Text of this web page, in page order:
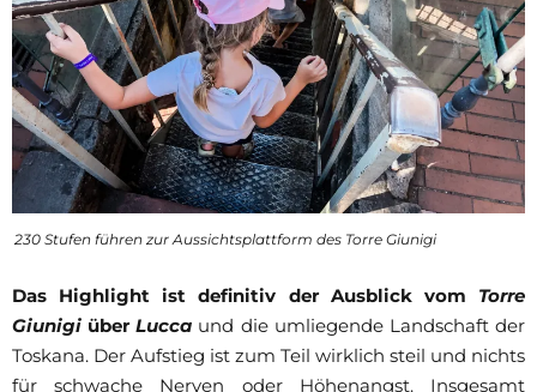
230 Stufen führen zur Aussichtsplattform des Torre Giunigi
Das Highlight ist definitiv der Ausblick vom Torre
Giunigi überLucca und die umliegende Landschaft der
Toskana. Der Aufstieg ist zum Teil wirklich steil und nichts
für schwache Nerven oder Höhenangst. Insgesamt